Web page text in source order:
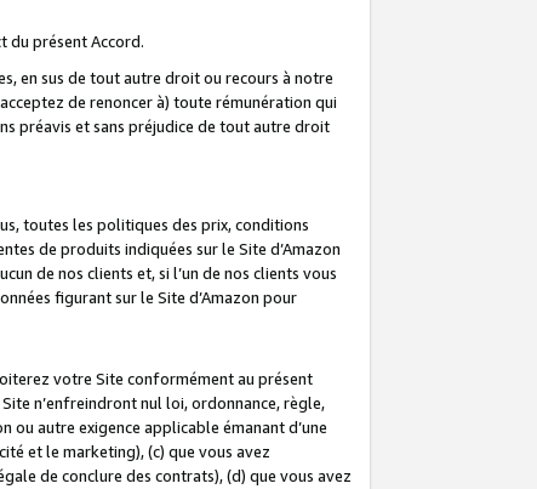
du présent Accord.
en sus de tout autre droit ou recours à notre
de renoncer à) toute rémunération qui
préavis et sans préjudice de tout autre droit
toutes les politiques des prix, conditions
de produits indiquées sur le Site d’Amazon
de nos clients et, si l’un de nos clients vous
figurant sur le Site d’Amazon pour
votre Site conformément au présent
n’enfreindront nul loi, ordonnance, règle,
autre exigence applicable émanant d’une
et le marketing), (c) que vous avez
de conclure des contrats), (d) que vous avez